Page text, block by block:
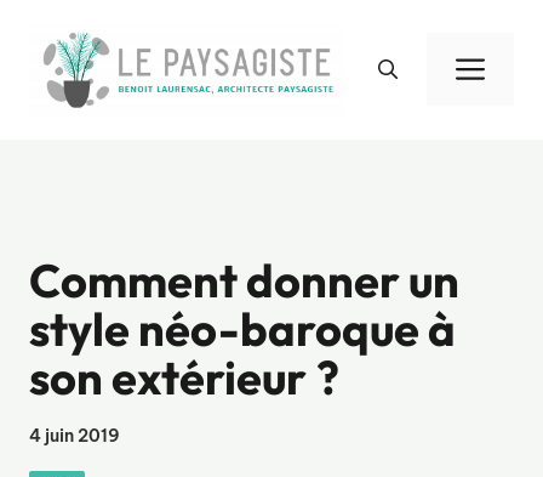
contenu
Comment donner un
style néo-baroque à
son extérieur ?
4 juin 2019